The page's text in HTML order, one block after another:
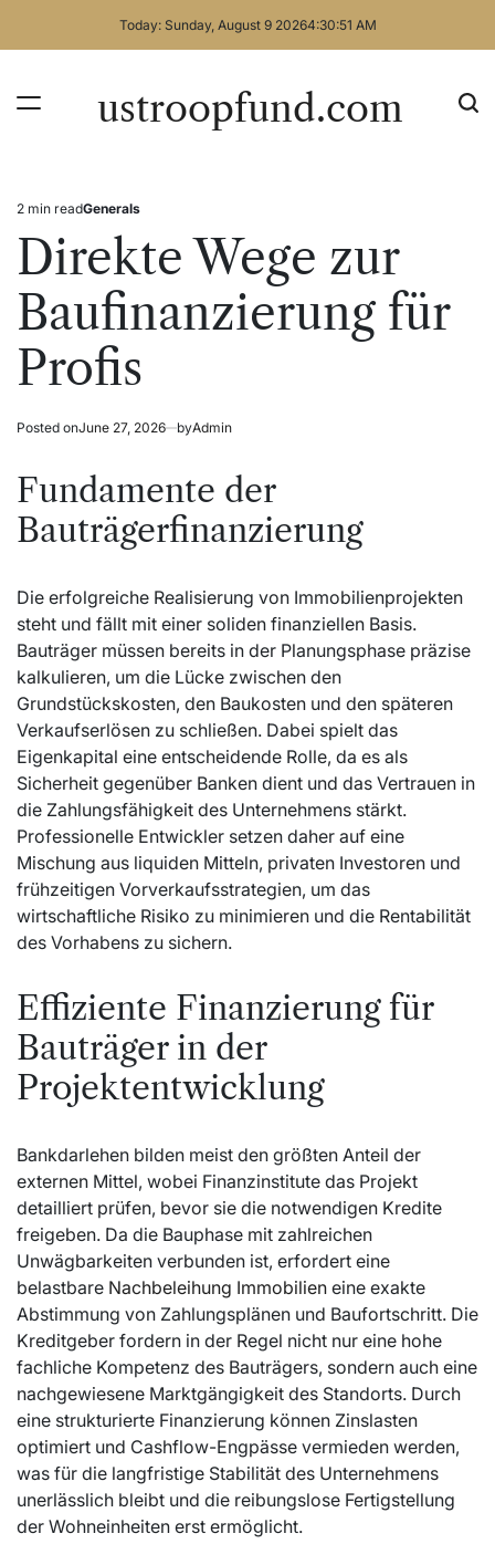
Today: Sunday, August 9 20264:30:51 AM
ustroopfund.com
Estimated
read
2 min readPosted
Generals
Direkte Wege zur
Baufinanzierung für
Profis
Posted onJune 27, 2026 byAdmin
Fundamente der
Bauträgerfinanzierung
Die erfolgreiche Realisierung von Immobilienprojekten
steht und fällt mit einer soliden finanziellen Basis.
Bauträger müssen bereits in der Planungsphase präzise
kalkulieren, um die Lücke zwischen den
Grundstückskosten, den Baukosten und den späteren
Verkaufserlösen zu schließen. Dabei spielt das
Eigenkapital eine entscheidende Rolle, da es als
Sicherheit gegenüber Banken dient und das Vertrauen in
die Zahlungsfähigkeit des Unternehmens stärkt.
Professionelle Entwickler setzen daher auf eine
Mischung aus liquiden Mitteln, privaten Investoren und
frühzeitigen Vorverkaufsstrategien, um das
wirtschaftliche Risiko zu minimieren und die Rentabilität
des Vorhabens zu sichern.
Effiziente Finanzierung für
Bauträger in der
Projektentwicklung
Bankdarlehen bilden meist den größten Anteil der
externen Mittel, wobei Finanzinstitute das Projekt
detailliert prüfen, bevor sie die notwendigen Kredite
freigeben. Da die Bauphase mit zahlreichen
Unwägbarkeiten verbunden ist, erfordert eine
belastbare Nachbeleihung Immobilien eine exakte
Abstimmung von Zahlungsplänen und Baufortschritt. Die
Kreditgeber fordern in der Regel nicht nur eine hohe
fachliche Kompetenz des Bauträgers, sondern auch eine
nachgewiesene Marktgängigkeit des Standorts. Durch
eine strukturierte Finanzierung können Zinslasten
optimiert und Cashflow-Engpässe vermieden werden,
was für die langfristige Stabilität des Unternehmens
unerlässlich bleibt und die reibungslose Fertigstellung
der Wohneinheiten erst ermöglicht.